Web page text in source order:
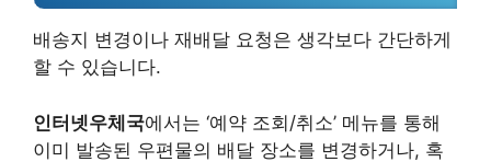
배송지 변경이나 재배달 요청은 생각보다 간단하게
할 수 있습니다.
인터넷우체국에서는 ‘예약 조회/취소’ 메뉴를 통해
이미 발송된 우편물의 배달 장소를 변경하거나, 혹